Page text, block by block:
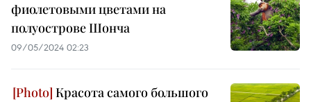
фиолетовыми цветами на
полуострове Шонча
09/05/2024 02:23
Красота самого большого